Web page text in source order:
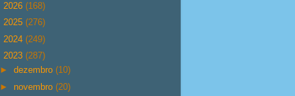
2026 (168)
2025 (276)
2024 (249)
2023 (287)
►dezembro(10)
► novembro(20)